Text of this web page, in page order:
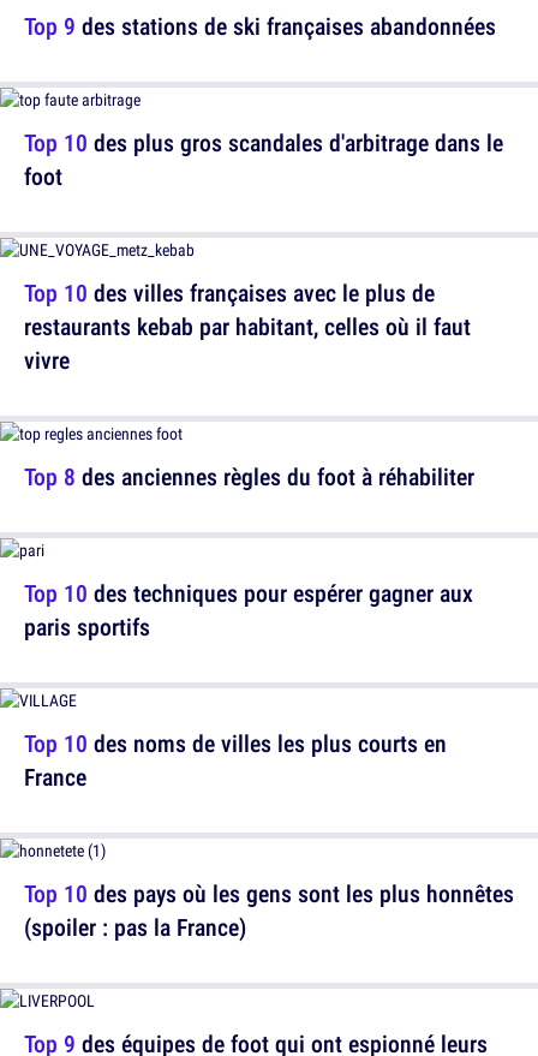
Top 9 des stations de ski françaises abandonnées
Top 10 des villes françaises avec le plus de
restaurants kebab par habitant, celles où il faut
vivre
Top 10 des techniques pour espérer gagner aux
paris sportifs
Top 10 des pays où les gens sont les plus honnêtes
(spoiler : pas la France)
Top 10 des plus gros scandales d'arbitrage dans le
foot
Top 8 des anciennes règles du foot à réhabiliter
Top 10 des noms de villes les plus courts en
France
Top 9 des équipes de foot qui ont espionné leurs